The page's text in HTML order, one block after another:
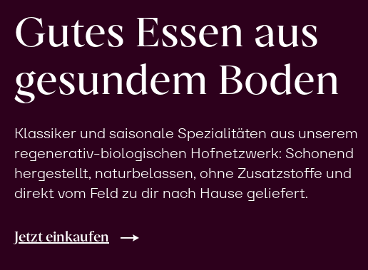
Gutes Essen aus
gesundem Boden
Klassiker und saisonale Spezialitäten aus unserem
regenerativ-biologischen Hofnetzwerk: Schonend
hergestellt, naturbelassen, ohne Zusatzstoffe und
direkt vom Feld zu dir nach Hause geliefert.
Jetzt einkaufen